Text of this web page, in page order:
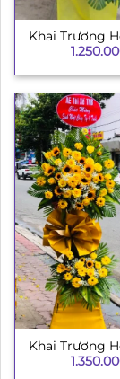
Khai Trương
H008
Khai Trương